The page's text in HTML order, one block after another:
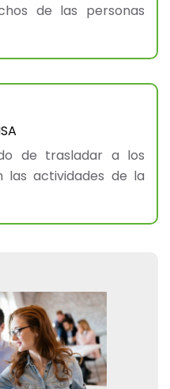
de las personas
de trasladar a los
las actividades de la